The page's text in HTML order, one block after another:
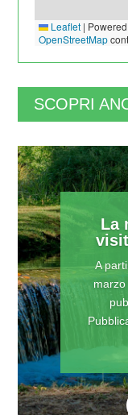
Leaflet |
OpenStreetMap
SCOPRI
La
A